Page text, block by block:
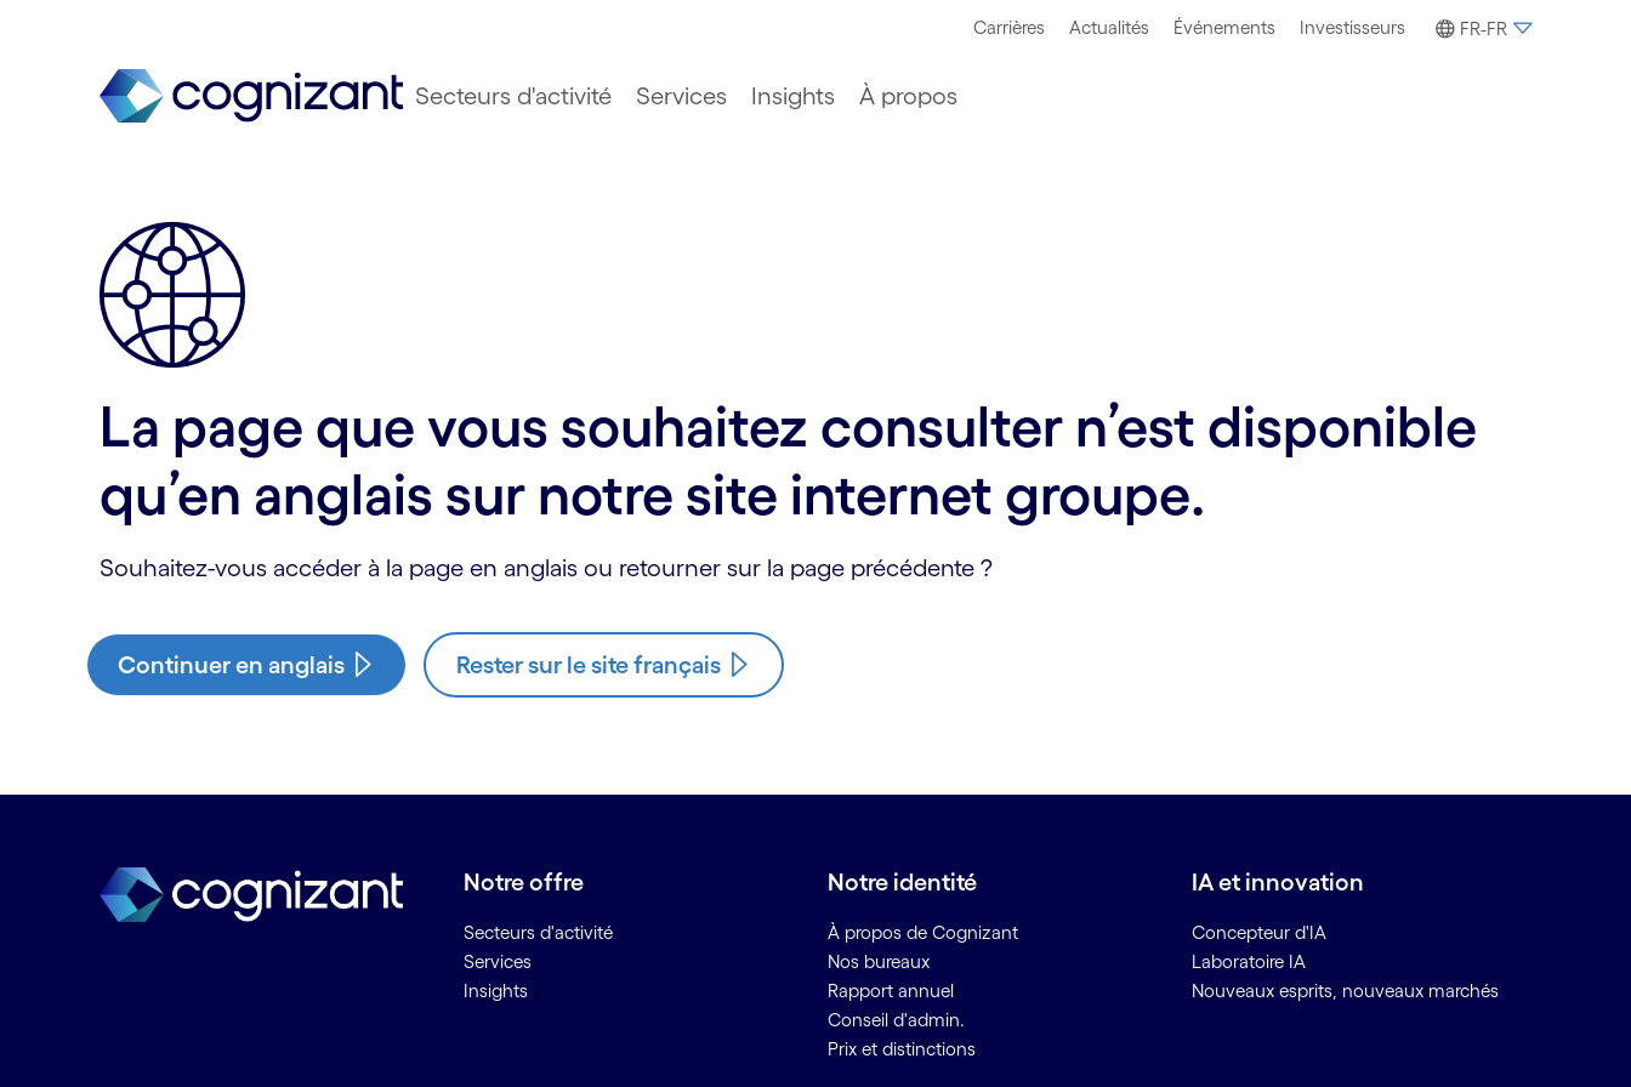
Carrières Actualités Événements Investisseurs FR-FR
Secteurs d'activité Services Insights À propos
La page que vous souhaitez consulter n’est disponible
qu’en anglais sur notre site internet groupe.
Souhaitez-vous accéder à la page en anglais ou retourner sur la page précédente ?
Continuer en anglais Rester sur le site français
Notre offre
Secteurs d'activité
Services
Insights
Notre identité
À propos de Cognizant
Nos bureaux
Rapport annuel
Conseil d'admin.
Prix et distinctions
IA et innovation
Concepteur d'IA
Laboratoire IA
Nouveaux esprits, nouveaux marchés